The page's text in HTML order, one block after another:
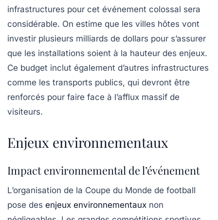
infrastructures pour cet événement colossal sera
considérable. On estime que les villes hôtes vont
investir plusieurs milliards de dollars pour s’assurer
que les installations soient à la hauteur des enjeux.
Ce budget inclut également d’autres infrastructures
comme les transports publics, qui devront être
renforcés pour faire face à l’afflux massif de
visiteurs.
Enjeux environnementaux
Impact environnemental de l’événement
L’organisation de la Coupe du Monde de football
pose des enjeux environnementaux non